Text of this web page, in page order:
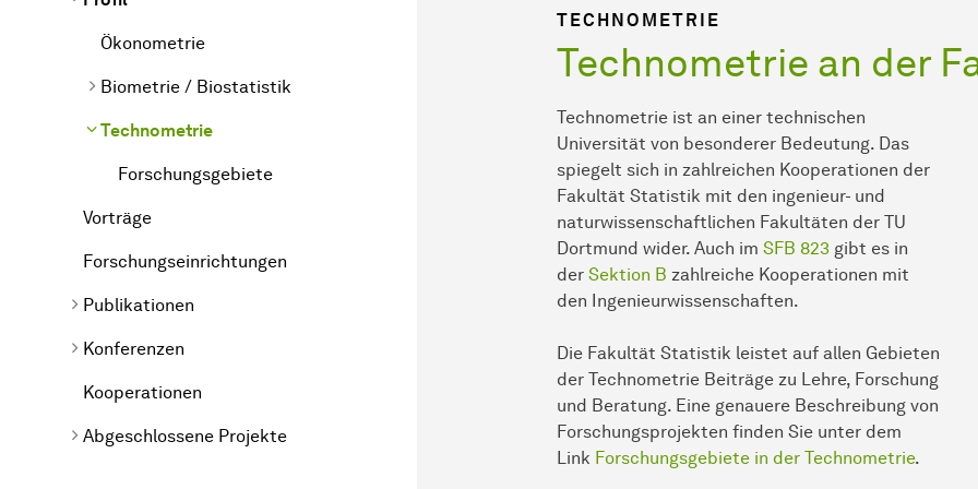
Ökonometrie
Biometrie / Biostatistik
Technometrie
Forschungsgebiete
Vorträge
Forschungseinrichtungen
Publikationen
Konferenzen
Kooperationen
Abgeschlossene Projekte
TECHNOMETRIE
Technometrie an der
Technometrie ist an einer technischen
Universität von besonderer Bedeutung. Das
spiegelt sich in zahlreichen Kooperationen der
Fakultät Statistik mit den ingenieur- und
naturwissenschaftlichen Fakultäten der TU
Dortmund wider. Auch im SFB 823 gibt es in
der Sektion B zahlreiche Kooperationen mit
den Ingenieurwissenschaften.
Die Fakultät Statistik leistet auf allen Gebieten
der Technometrie Beiträge zu Lehre, Forschung
und Beratung. Eine genauere Beschreibung von
Forschungsprojekten finden Sie unter dem
Link Forschungsgebiete in der Technometrie.